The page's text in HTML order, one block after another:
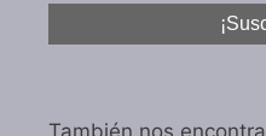
También nos